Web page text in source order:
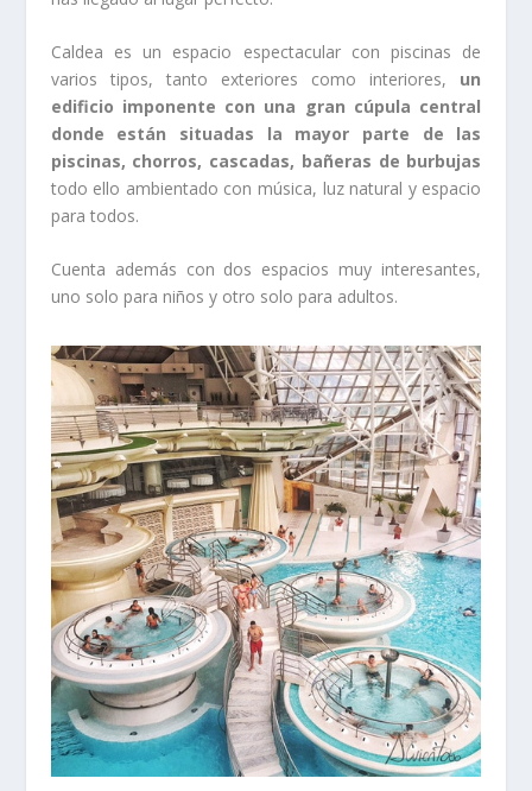
Caldea es un espacio espectacular con piscinas de
varios tipos, tanto exteriores como interiores, un
edificio imponente con una gran cúpula central
donde están situadas la mayor parte de las
piscinas, chorros, cascadas, bañeras de burbujas
todo ello ambientado con música, luz natural y espacio
para todos.
Cuenta además con dos espacios muy interesantes,
uno solo para niños y otro solo para adultos.